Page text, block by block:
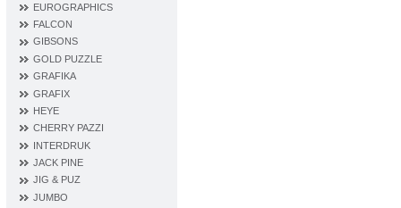
EUROGRAPHICS
FALCON
GIBSONS
GOLD PUZZLE
GRAFIKA
GRAFIX
HEYE
CHERRY PAZZI
INTERDRUK
JACK PINE
JIG & PUZ
JUMBO